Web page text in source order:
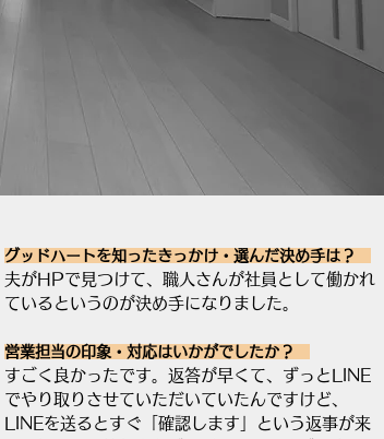
グッドハートを知ったきっかけ・選んだ決め手は？
夫がHPで見つけて、職人さんが社員として働かれ
ているというのが決め手になりました。
営業担当の印象・対応はいかがでしたか？
すごく良かったです。返答が早くて、ずっとLINE
でやり取りさせていただいていたんですけど、
LINEを送るとすぐ「確認します」という返事が来